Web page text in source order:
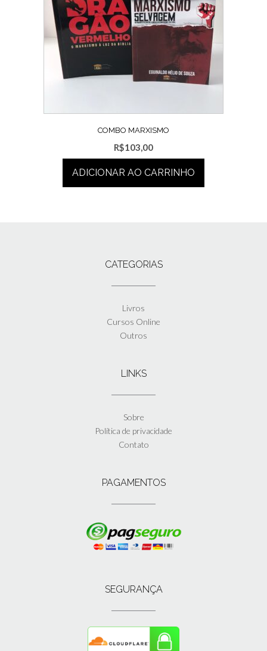
COMBO MARXISMO
R$103,00
ADICIONAR AO CARRINHO
CATEGORIAS
Livros
Cursos Online
Outros
LINKS
Sobre
Política de privacidade
Contato
PAGAMENTOS
SEGURANÇA